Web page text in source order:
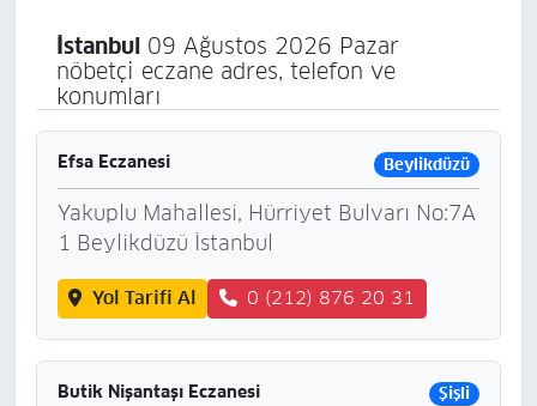
İstanbul09 Ağustos 2026 Pazar
nöbetçi eczane adres, telefon ve
konumları
Efsa Eczanesi Beylikdüzü
Yakuplu Mahallesi, Hürriyet Bulvarı No:7A
1 Beylikdüzü İstanbul
Yol Tarifi Al 0 (212) 876 20 31
Butik Nişantaşı Eczanesi Şişli